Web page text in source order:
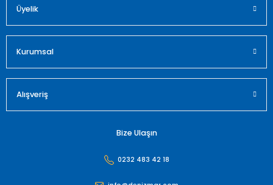
Üyelik
Kurumsal
Alışveriş
Bize Ulaşın
0232 483 42 18